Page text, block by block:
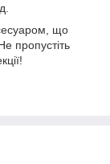
що
пропустіть